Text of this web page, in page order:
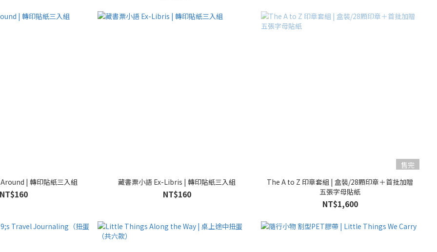
| 轉印貼紙三入組 藏書票小語 Ex-Libris | 轉印貼紙三入組
NT$160
售完
The A to Z 印章套組 | 盒裝/28顆印章＋首批加贈
五張字母貼紙
NT$1,600